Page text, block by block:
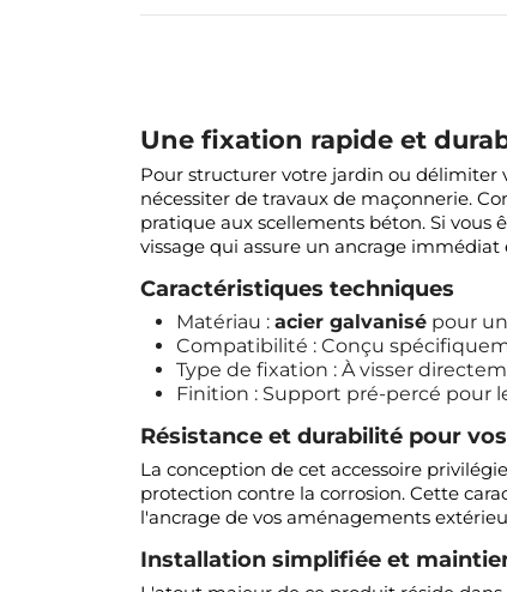
Une fixation rapide et
Pour structurer votre jardin ou délimiter
nécessiter de travaux de maçonnerie.
pratique aux scellements béton. Si vous
vissage qui assure un ancrage immédiat
Caractéristiques techniques
Matériau : acier galvanisé pour
Compatibilité : Conçu
Type de fixation : À visser
Finition : Support pré-percé pour
Résistance et durabilité pour
La conception de cet accessoire
protection contre la corrosion. Cette
l'ancrage de vos aménagements
Installation simplifiée et